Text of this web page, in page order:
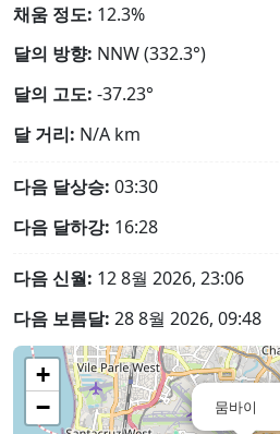
채움 정도: 12.3%
달의 방향: NNW (332.3°)
달의 고도: -37.23°
달 거리: N/A km
다음 달상승: 03:30
다음 달하강: 16:28
다음 신월: 12 8월 2026, 23:06
다음 보름달: 28 8월 2026, 09:48
뭄바이
+
−